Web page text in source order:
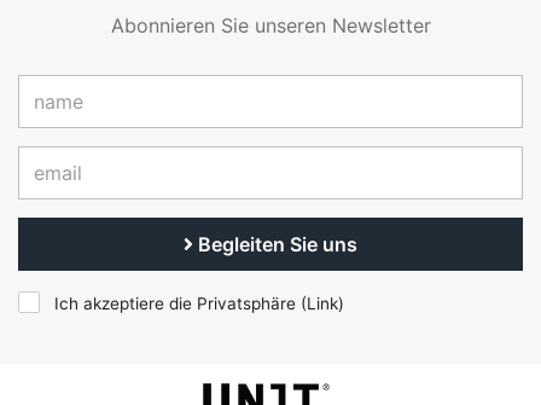
Abonnieren Sie unseren Newsletter
Begleiten Sie uns
Ich akzeptiere die Privatsphäre (Link)